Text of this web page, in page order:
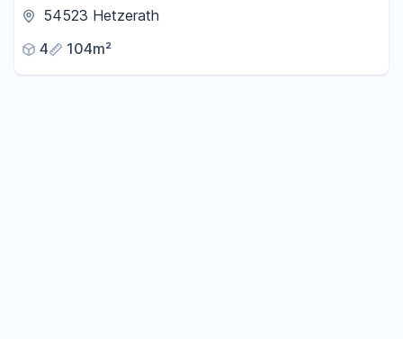
Terrasse & optionaler EBK
54523 Hetzerath
4
104m²